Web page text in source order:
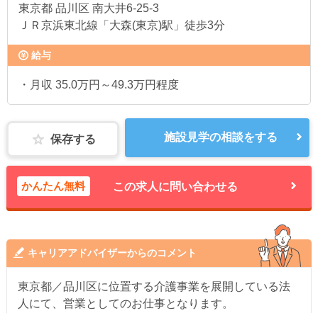
東京都 品川区 南大井6-25-3
ＪＲ京浜東北線「大森(東京)駅」徒歩3分
給与
・月収 35.0万円～49.3万円程度
保存する 施設見学の相談をする
かんたん無料 この求人に問い合わせる
キャリアアドバイザーからのコメント
東京都／品川区に位置する介護事業を展開している法
人にて、営業としてのお仕事となります。